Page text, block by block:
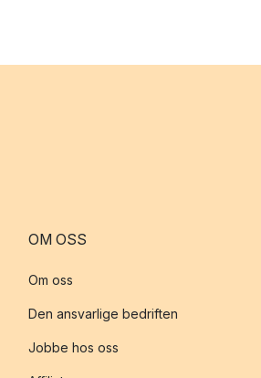
OM OSS
Om oss
Den ansvarlige bedriften
Jobbe hos oss